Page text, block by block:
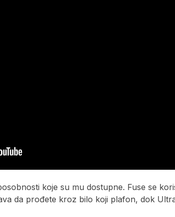
koje su mu dostupne. Fuse se
da prođete kroz bilo koji plafon, dok